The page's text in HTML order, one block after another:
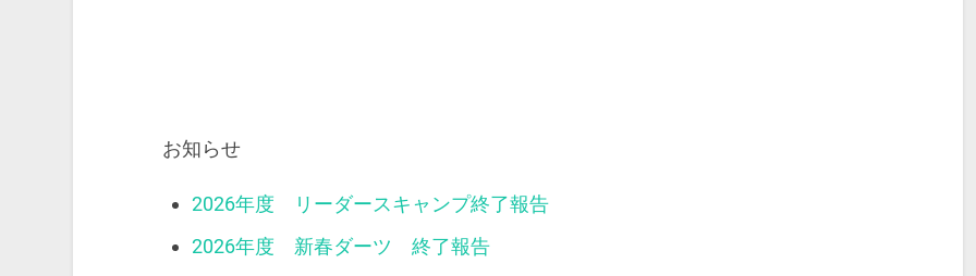
お知らせ
2026年度 リーダースキャンプ終了報告
2026年度 新春ダーツ 終了報告